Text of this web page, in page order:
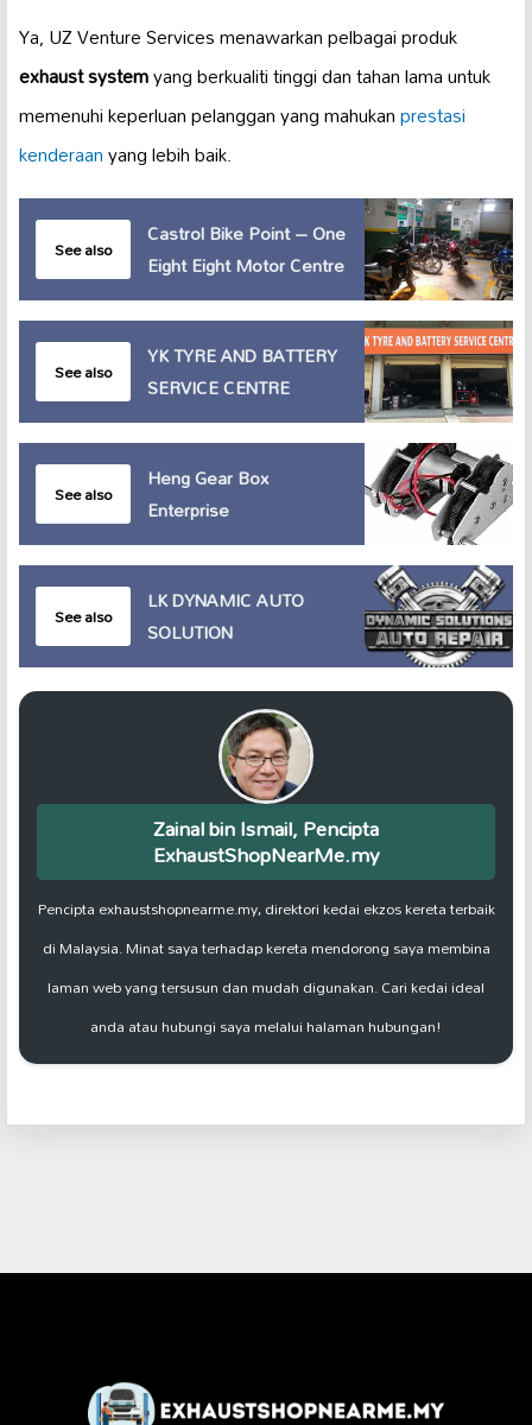
Ya, UZ Venture Services menawarkan pelbagai produk
exhaust systemyang berkualiti tinggi dan tahan lama untuk
memenuhi keperluan pelanggan yang mahukanprestasi
kenderaanyang lebih baik.
See also
Castrol Bike Point – One
Eight Eight Motor Centre
See also
YK TYRE AND BATTERY
SERVICE CENTRE
See also
Heng Gear Box
Enterprise
See also
LK DYNAMIC AUTO
SOLUTION
Zainal bin Ismail, Pencipta
ExhaustShopNearMe.my
Pencipta exhaustshopnearme.my, direktori kedai ekzos kereta terbaik
di Malaysia. Minat saya terhadap kereta mendorong saya membina
laman web yang tersusun dan mudah digunakan. Cari kedai ideal
anda atau hubungi saya melalui halaman hubungan!